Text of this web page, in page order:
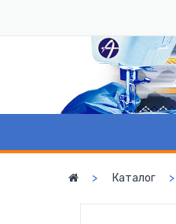
Каталог